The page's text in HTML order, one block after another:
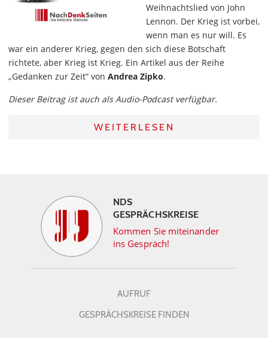
Weihnachtslied von John
Lennon. Der Krieg ist vorbei,
wenn man es nur will. Es
war ein anderer Krieg, gegen den sich diese Botschaft
richtete, aber Krieg ist Krieg. Ein Artikel aus der Reihe
„Gedanken zur Zeit“ von Andrea Zipko.
Dieser Beitrag ist auch als Audio-Podcast verfügbar.
WEITERLESEN
NDS
GESPRÄCHSKREISE
Kommen Sie miteinander
ins Gespräch!
AUFRUF
GESPRÄCHSKREISE FINDEN